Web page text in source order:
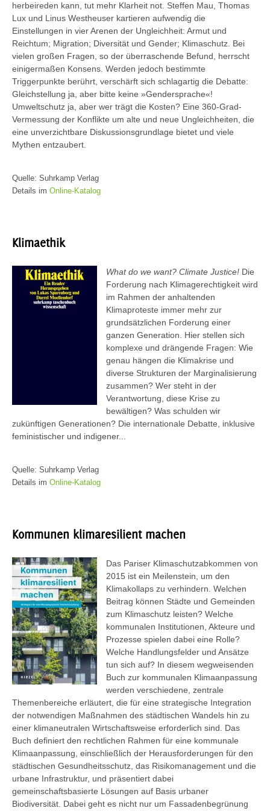
herbeireden kann, tut mehr Klarheit not. Steffen Mau, Thomas
Lux und Linus Westheuser kartieren aufwendig die
Einstellungen in vier Arenen der Ungleichheit: Armut und
Reichtum; Migration; Diversität und Gender; Klimaschutz. Bei
vielen großen Fragen, so der überraschende Befund, herrscht
einigermaßen Konsens. Werden jedoch bestimmte
Triggerpunkte berührt, verschärft sich schlagartig die Debatte:
Gleichstellung ja, aber bitte keine »Gendersprache«!
Umweltschutz ja, aber wer trägt die Kosten? Eine 360-Grad-
Vermessung der Konflikte um alte und neue Ungleichheiten, die
eine unverzichtbare Diskussionsgrundlage bietet und viele
Mythen entzaubert.
Quelle: Suhrkamp Verlag
Details im Online-Katalog
Klimaethik
What do we want? Climate Justice! Die
Forderung nach Klimagerechtigkeit wird
im Rahmen der anhaltenden
Klimaproteste immer mehr zur
grundsätzlichen Forderung einer
ganzen Generation. Hier stellen sich
komplexe und drängende Fragen: Wie
genau hängen die Klimakrise und
diverse Strukturen der Marginalisierung
zusammen? Wer steht in der
Verantwortung, diese Krise zu
bewältigen? Was schulden wir
zukünftigen Generationen? Die internationale Debatte, inklusive
feministischer und indigener...
Quelle: Suhrkamp Verlag
Details im Online-Katalog
Kommunen klimaresilient machen
Das Pariser Klimaschutzabkommen von
2015 ist ein Meilenstein, um den
Klimakollaps zu verhindern. Welchen
Beitrag können Städte und Gemeinden
zum Klimaschutz leisten? Welche
kommunalen Institutionen, Akteure und
Prozesse spielen dabei eine Rolle?
Welche Handlungsfelder und Ansätze
tun sich auf? In diesem wegweisenden
Buch zur kommunalen Klimaanpassung
werden verschiedene, zentrale
Themenbereiche erläutert, die für eine strategische Integration
der notwendigen Maßnahmen des städtischen Wandels hin zu
einer klimaneutralen Wirtschaftsweise erforderlich sind. Das
Buch definiert den rechtlichen Rahmen für eine kommunale
Klimaanpassung, einschließlich der Herausforderungen für den
städtischen Gesundheitsschutz, das Risikomanagement und die
urbane Infrastruktur, und präsentiert dabei
gemeinschaftsbasierte Lösungen auf Basis urbaner
Biodiversität. Dabei geht es nicht nur um Fassadenbegrünung